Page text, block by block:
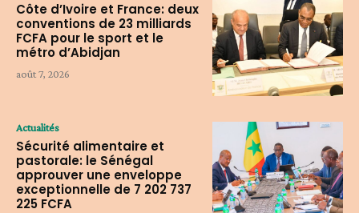
Côte d’Ivoire et France: deux
conventions de 23 milliards
FCFA pour le sport et le
métro d’Abidjan
août 7, 2026
Actualités
Sécurité alimentaire et
pastorale: le Sénégal
approuver une enveloppe
exceptionnelle de 7 202 737
225 FCFA